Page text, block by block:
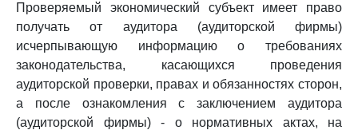
Проверяемый экономический субъект имеет право
получать от аудитора (аудиторской фирмы)
исчерпывающую информацию о требованиях
законодательства, касающихся проведения
аудиторской проверки, правах и обязанностях сторон,
а после ознакомления с заключением аудитора
(аудиторской фирмы) - о нормативных актах, на